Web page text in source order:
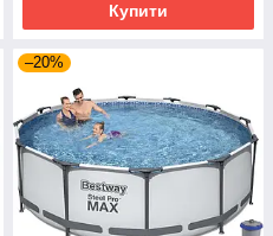
Купити
–20%